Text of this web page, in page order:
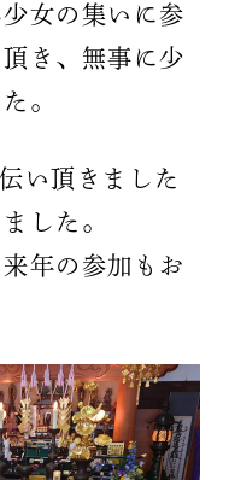
女の集いに参
き、無事に少
。
い頂きました
した。
年の参加もお